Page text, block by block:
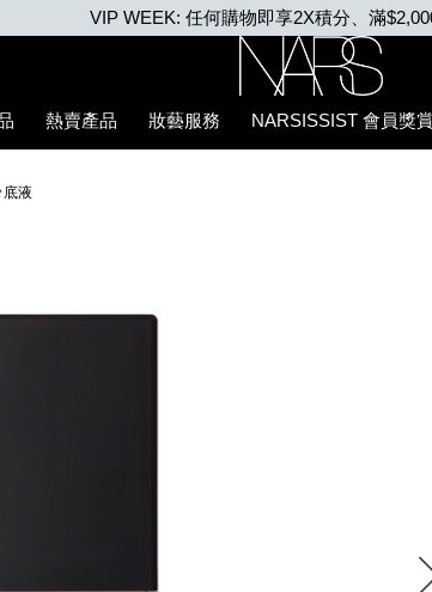
首張訂單滿500元 即享85折優惠。 優惠碼:
熱賣產品 妝藝服務 NARSISSIST 會員獎
液